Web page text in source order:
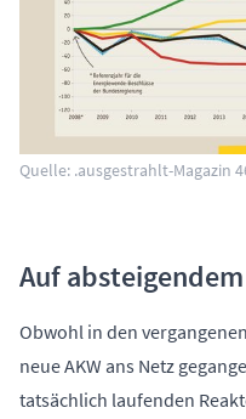
Quelle: .ausgestrahlt-Magazin
Auf
Obwohl in den
neue AKW ans Netz
tatsächlich laufenden